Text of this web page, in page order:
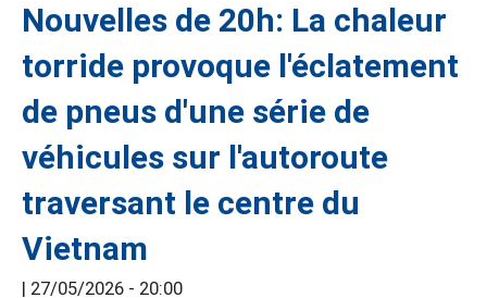
Nouvelles de 20h: La chaleur
torride provoque l'éclatement
de pneus d'une série de
véhicules sur l'autoroute
traversant le centre du
Vietnam
| 27/05/2026 - 20:00